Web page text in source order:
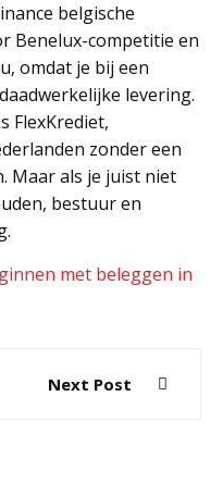
belgische
Benelux-competitie en
omdat je bij een
levering.
FlexKrediet,
zonder een
Maar als je juist niet
bestuur en
met beleggen in
Next Post